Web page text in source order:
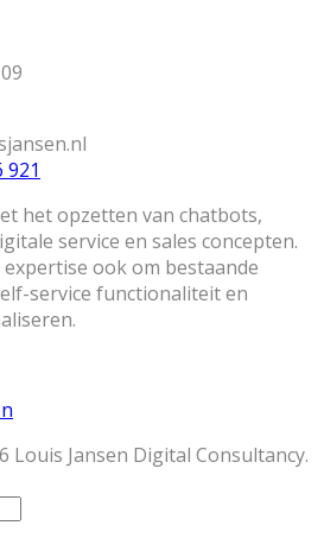
921
het opzetten van chatbots,
service en sales concepten.
ook om bestaande
service functionaliteit en
Louis Jansen Digital Consultancy.